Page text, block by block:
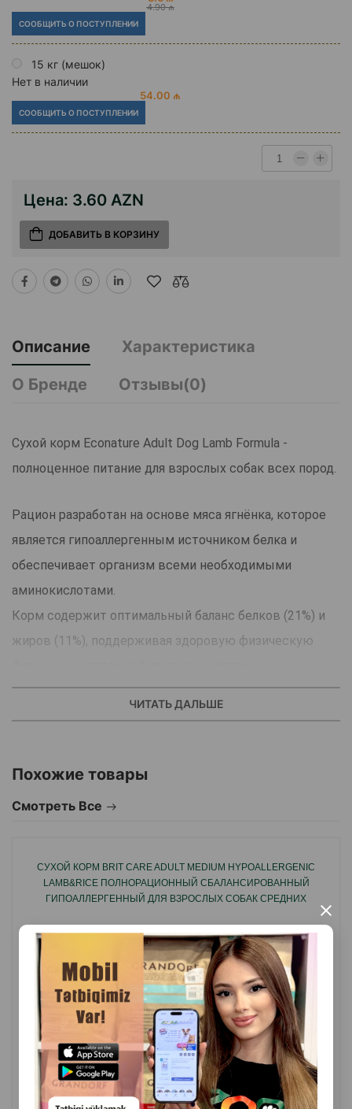
×
4.90 ₼
СООБЩИТЬ О ПОСТУПЛЕНИИ
15 кг (мешок)
Нет в наличии
54.00 ₼
СООБЩИТЬ О ПОСТУПЛЕНИИ
Цена: 3.60 AZN
ДОБАВИТЬ В КОРЗИНУ
Описание
Характеристика
О Бренде
Отзывы(0)
Сухой корм Econature Adult Dog Lamb Formula -
полноценное питание для взрослых собак всех пород.
Рацион разработан на основе мяса ягнёнка, которое
является гипоаллергенным источником белка и
обеспечивает организм всеми необходимыми
аминокислотами.
Корм содержит оптимальный баланс белков (21%) и
жиров (11%), поддерживая здоровую физическую
Витамины и минералы укрепляют иммунную систему,
а клетчатка способствует хорошему пищеварению.
шерсть и здоровую кожу.
подходит для собак с чувствительным
гипоаллергенная формула с мясом ягнёнка.
поддержка иммунитета и энергии.
без искусственных красителей и консервантов.
Страна производства: Турция.
ЧИТАТЬ ДАЛЬШЕ
Похожие товары
Смотреть Все
СУХОЙ КОРМ BRIT CARE ADULT MEDIUM HYPOALLERGENIC
LAMB&RICE ПОЛНОРАЦИОННЫЙ СБАЛАНСИРОВАННЫЙ
ГИПОАЛЛЕРГЕННЫЙ ДЛЯ ВЗРОСЛЫХ СОБАК СРЕДНИХ